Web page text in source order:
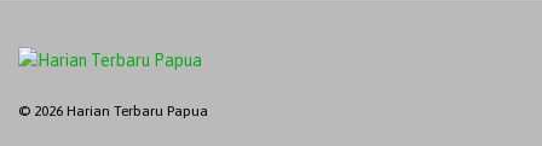
© 2026 Harian Terbaru Papua